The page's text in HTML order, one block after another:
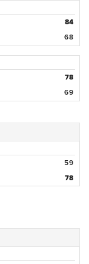
84
68
78
69
59
78